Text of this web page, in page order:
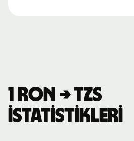
1 RON → TZS
istatistikleri